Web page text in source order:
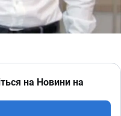
на Новини на